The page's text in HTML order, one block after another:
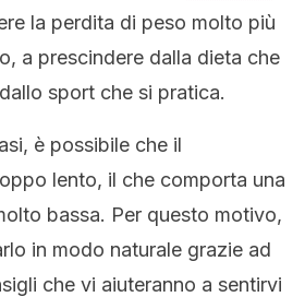
la perdita di peso molto più
a prescindere dalla dieta che
sport che si pratica.
è possibile che il
lento, il che comporta una
bassa. Per questo motivo,
in modo naturale grazie ad
che vi aiuteranno a sentirvi